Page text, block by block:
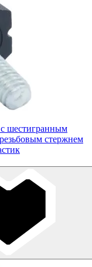
шестигранным
стержнем